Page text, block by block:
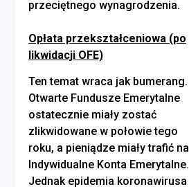
przeciętnego wynagrodzenia.
Opłata przekształceniowa (po
likwidacji OFE)
Ten temat wraca jak bumerang.
Otwarte Fundusze Emerytalne
ostatecznie miały zostać
zlikwidowane w połowie tego
roku, a pieniądze miały trafić na
Indywidualne Konta Emerytalne.
Jednak epidemia koronawirusa